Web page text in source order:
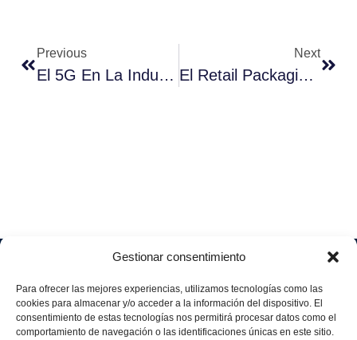
Gestionar consentimiento
Para ofrecer las mejores experiencias, utilizamos tecnologías como las
cookies para almacenar y/o acceder a la información del dispositivo. El
consentimiento de estas tecnologías nos permitirá procesar datos como el
comportamiento de navegación o las identificaciones únicas en este sitio.
Previous
El 5G En La Industria 4.0
Next
El Retail Packaging Y Las Nuevas Normas Para Envases De Plástico
Soluciones
Data
Industria
4.0
Industrial
Retail
Health &
Quiénes
Únete
a
aggity
legal
Política
de